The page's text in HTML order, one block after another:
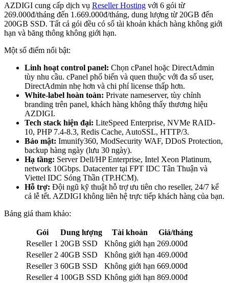
AZDIGI cung cấp dịch vụ Reseller Hosting với 6 gói từ
269.000đ/tháng đến 1.669.000đ/tháng, dung lượng từ 20GB đến
200GB SSD. Tất cả gói đều có số tài khoản khách hàng không giới
hạn và băng thông không giới hạn.
Một số điểm nổi bật:
Linh hoạt control panel: Chọn cPanel hoặc DirectAdmin
tùy nhu cầu. cPanel phổ biến và quen thuộc với đa số user,
DirectAdmin nhẹ hơn và chi phí license thấp hơn.
White-label hoàn toàn: Private nameserver, tùy chỉnh
branding trên panel, khách hàng không thấy thương hiệu
AZDIGI.
Tech stack hiện đại: LiteSpeed Enterprise, NVMe RAID-
10, PHP 7.4-8.3, Redis Cache, AutoSSL, HTTP/3.
Bảo mật: Imunify360, ModSecurity WAF, DDoS Protection,
backup hàng ngày (lưu 30 ngày).
Hạ tầng: Server Dell/HP Enterprise, Intel Xeon Platinum,
network 10Gbps. Datacenter tại FPT IDC Tân Thuận và
Viettel IDC Sóng Thần (TP.HCM).
Hỗ trợ: Đội ngũ kỹ thuật hỗ trợ ưu tiên cho reseller, 24/7 kể
cả lễ tết. AZDIGI không liên hệ trực tiếp khách hàng của bạn.
Bảng giá tham khảo:
Gói Dung lượng Tài khoản
Giá/tháng
Reseller 1 20GB SSD Không giới hạn 269.000đ
Reseller 2 40GB SSD Không giới hạn 469.000đ
Reseller 3 60GB SSD Không giới hạn 669.000đ
Reseller 4 100GB SSD Không giới hạn 869.000đ